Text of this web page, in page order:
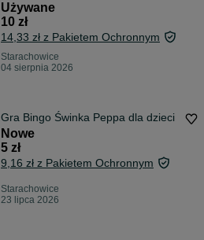
Używane
10 zł
14,33 zł z Pakietem Ochronnym
Starachowice
04 sierpnia 2026
Gra Bingo Świnka Peppa dla dzieci
Nowe
5 zł
9,16 zł z Pakietem Ochronnym
Starachowice
23 lipca 2026